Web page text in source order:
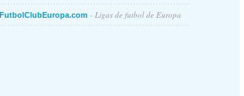
FutbolClubEuropa.com - Ligas de futbol de Europa